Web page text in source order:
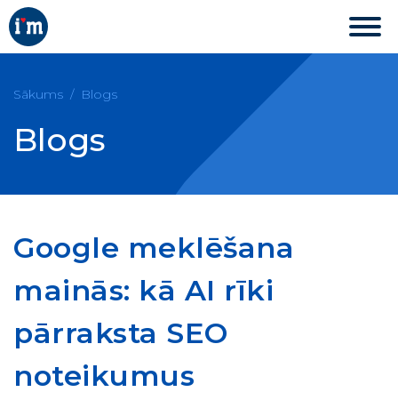
Sākums Blogs
Blogs
Google meklēšana
mainās: kā AI rīki
pārraksta SEO
noteikumus